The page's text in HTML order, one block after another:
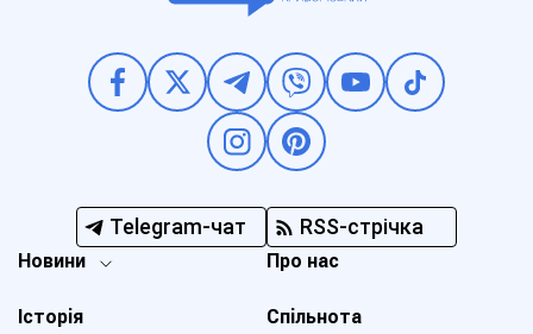
Telegram-чат RSS-стрічка
Новини
Історія
Про нас
Спільнота